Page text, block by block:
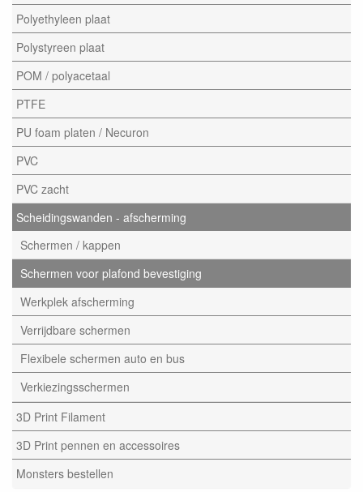
Polyethyleen plaat
Polystyreen plaat
POM / polyacetaal
PTFE
PU foam platen / Necuron
PVC
PVC zacht
Scheidingswanden - afscherming
Schermen / kappen
Schermen voor plafond bevestiging
Werkplek afscherming
Verrijdbare schermen
Flexibele schermen auto en bus
Verkiezingsschermen
3D Print Filament
3D Print pennen en accessoires
Monsters bestellen